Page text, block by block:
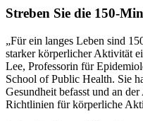
Streben Sie die 150-
„Für ein langes Leben sind
starker körperlicher Aktivität
Lee, Professorin für
School of Public Health. Sie
Gesundheit befasst und an
Richtlinien für körperliche